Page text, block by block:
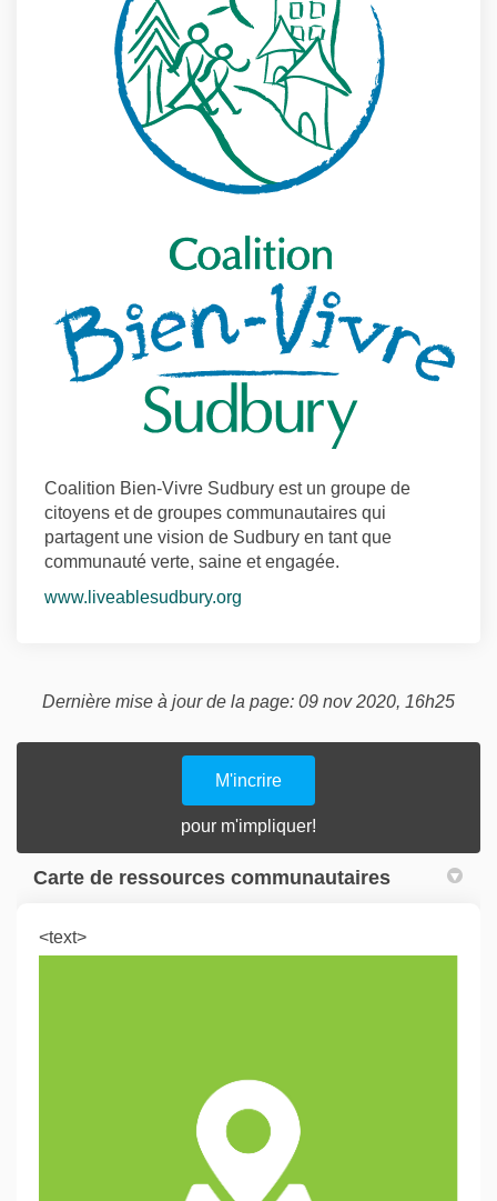
Coalition Bien-Vivre Sudbury est un groupe de
citoyens et de groupes communautaires qui
partagent une vision de Sudbury en tant que
communauté verte, saine et engagée.
www.liveablesudbury.org
Dernière mise à jour de la page: 09 nov 2020, 16h25
M'incrire
pour m'impliquer!
Carte de ressources communautaires
<text>